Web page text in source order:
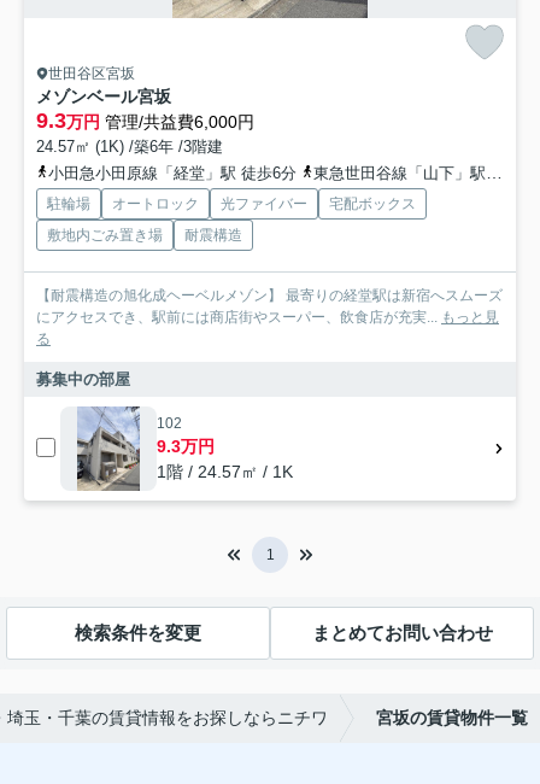
世田谷区宮坂
メゾンベール宮坂
9.3万円 管理/共益費6,000円
24.57㎡ (1K) /築6年 /3階建
小田急小田原線「経堂」駅 徒歩6分
東急世田谷線「山下」駅 徒歩15分
駐輪場 オートロック 光ファイバー
宅配ボックス
敷地内ごみ置き場
耐震構造
【耐震構造の旭化成ヘーベルメゾン】 最寄りの経堂駅は新宿へスムーズ
にアクセスでき、駅前には商店街やスーパー、飲食店が充実...
もっと見
る
募集中の部屋
102
9.3万円
1階 / 24.57㎡ / 1K
1
検索条件を変更 まとめてお問い合わせ
埼玉・千葉の賃貸情報をお探しならニチワ 宮坂の賃貸物件一覧